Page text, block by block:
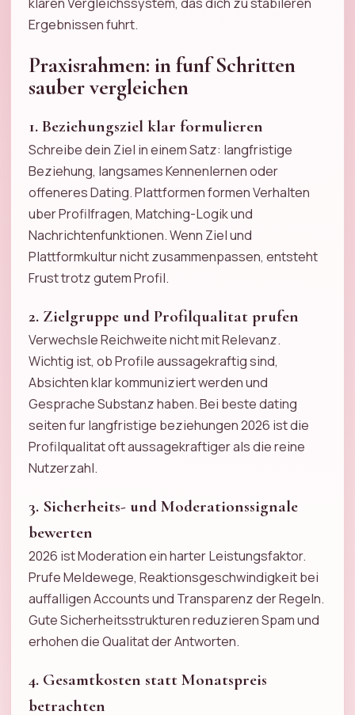
Ergebnissen fuhrt.
Praxisrahmen: in funf Schritten
sauber vergleichen
1. Beziehungsziel klar formulieren
Schreibe dein Ziel in einem Satz: langfristige
Beziehung, langsames Kennenlernen oder
offeneres Dating. Plattformen formen Verhalten
uber Profilfragen, Matching-Logik und
Nachrichtenfunktionen. Wenn Ziel und
Plattformkultur nicht zusammenpassen, entsteht
Frust trotz gutem Profil.
2. Zielgruppe und Profilqualitat prufen
Verwechsle Reichweite nicht mit Relevanz.
Wichtig ist, ob Profile aussagekraftig sind,
Absichten klar kommuniziert werden und
Gesprache Substanz haben. Bei beste dating
seiten fur langfristige beziehungen 2026 ist die
Profilqualitat oft aussagekraftiger als die reine
Nutzerzahl.
3. Sicherheits- und Moderationssignale
bewerten
2026 ist Moderation ein harter Leistungsfaktor.
Prufe Meldewege, Reaktionsgeschwindigkeit bei
auffalligen Accounts und Transparenz der Regeln.
Gute Sicherheitsstrukturen reduzieren Spam und
erhohen die Qualitat der Antworten.
4. Gesamtkosten statt Monatspreis
betrachten